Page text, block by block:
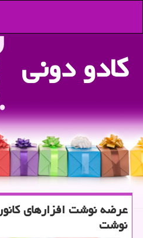
كادو دونی
عرضه نوشت افزارهای
نوشت